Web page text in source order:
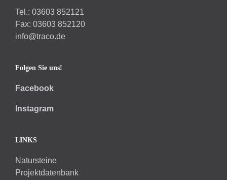
Tel.: 03603 852121
Fax: 03603 852120
info@traco.de
Folgen Sie uns!
Facebook
Instagram
LINKS
Natursteine
Projektdatenbank